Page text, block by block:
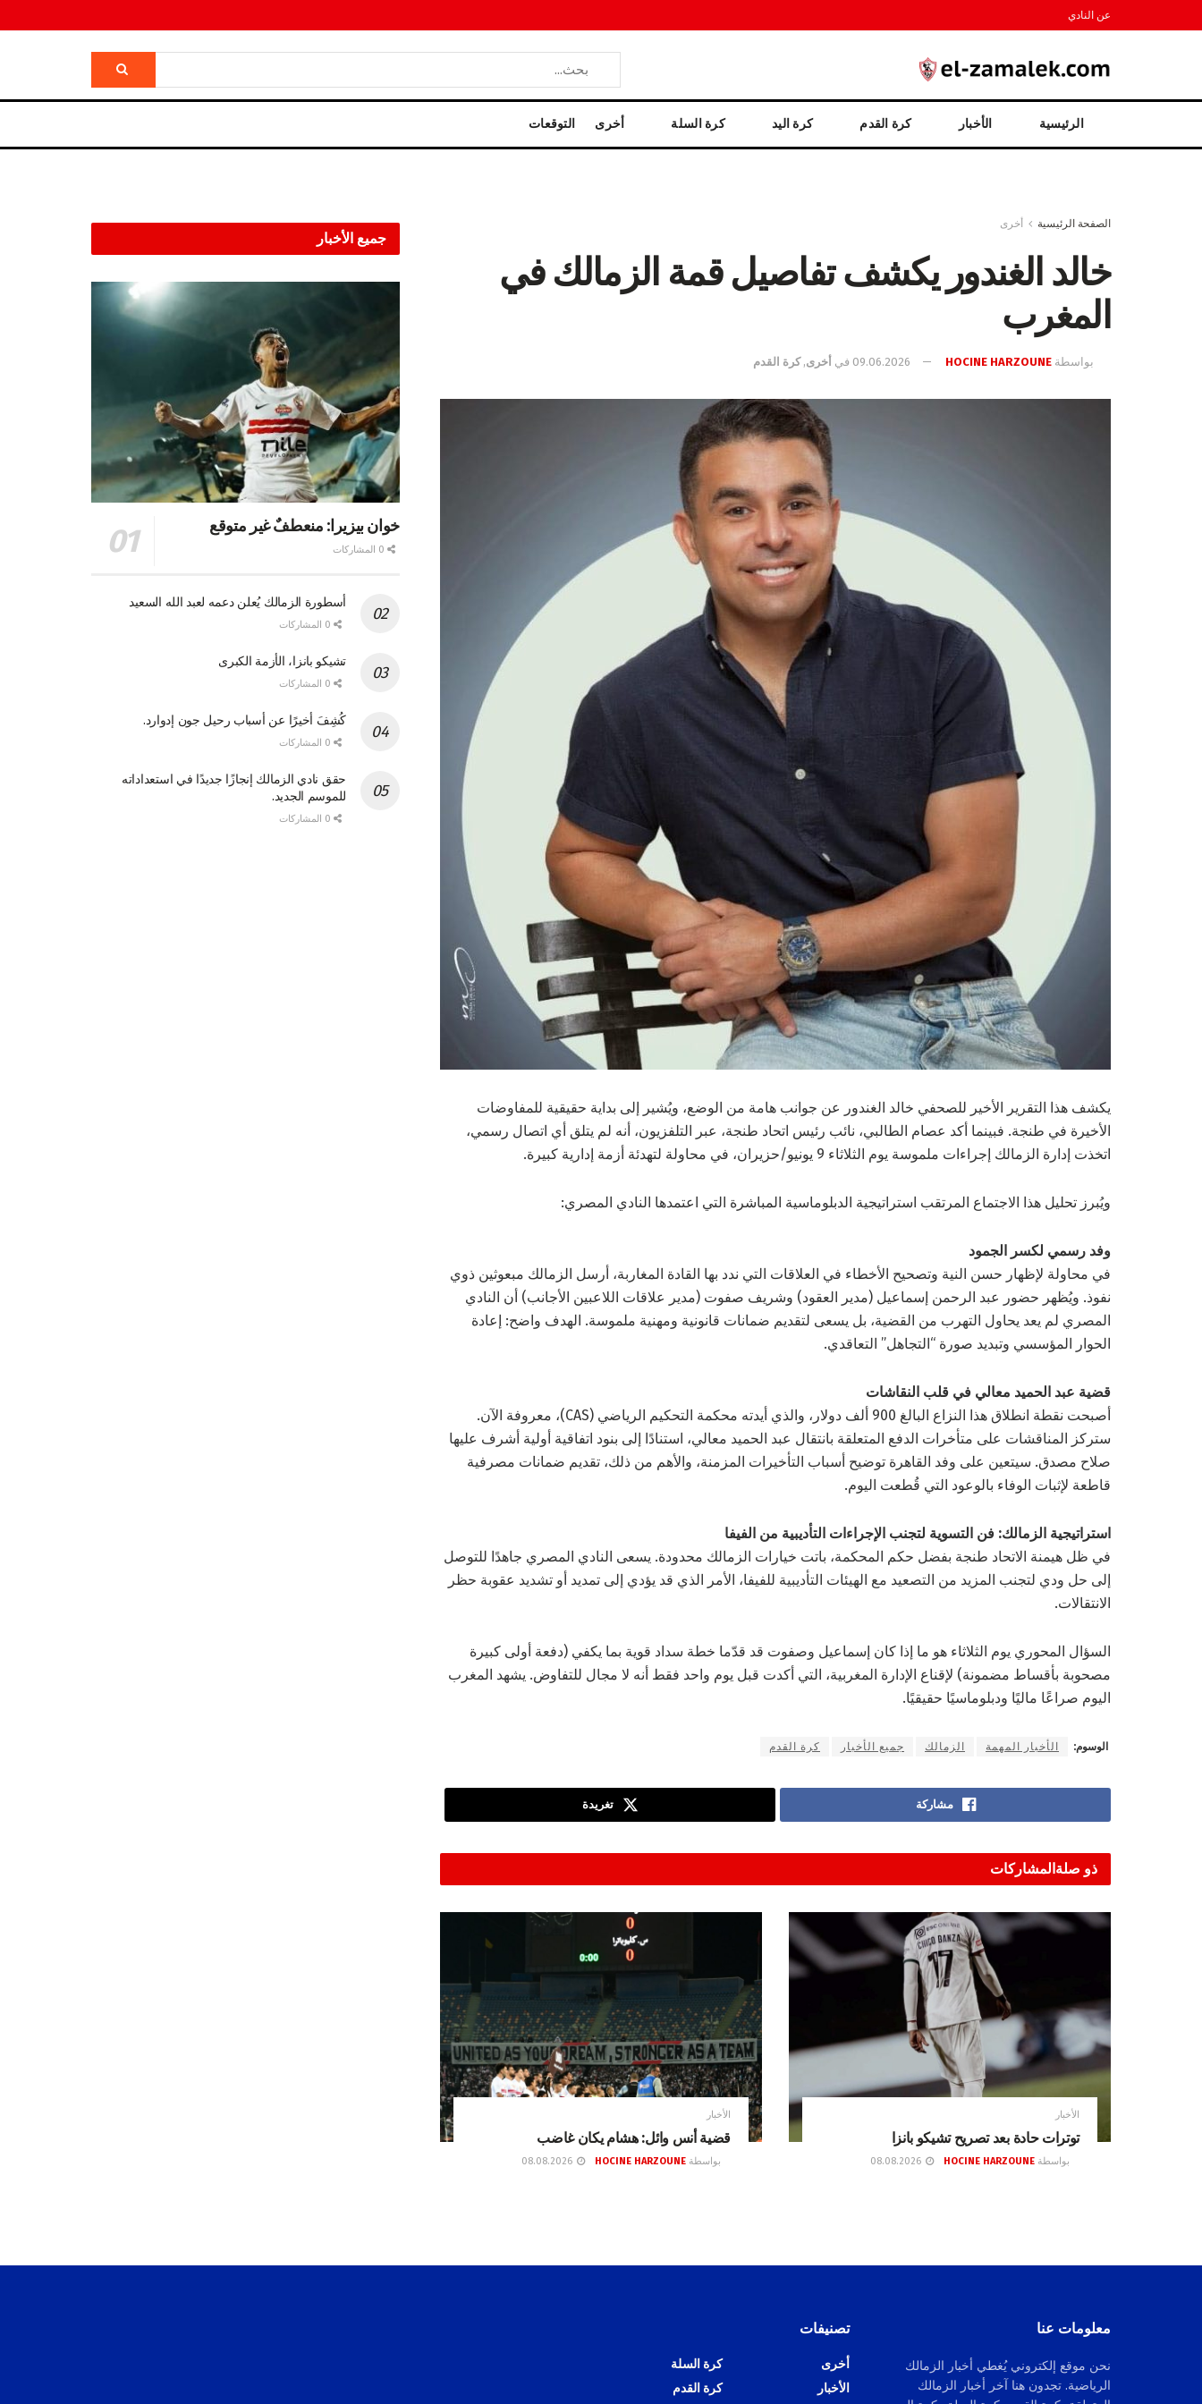
عن النادي
الرئيسية الأخبار كرة القدم كرة اليد كرة السلة أخرى التوقعات
الصفحة الرئيسية أخرى
خالد الغندور يكشف تفاصيل قمة الزمالك في
المغرب
بواسطة HOCINE HARZOUNE
09.06.2026 في أخرى,كرة القدم
يكشف هذا التقرير الأخير للصحفي خالد الغندور عن جوانب هامة من الوضع، ويُشير إلى بداية حقيقية للمفاوضات
الأخيرة في طنجة. فبينما أكد عصام الطالبي، نائب رئيس اتحاد طنجة، عبر التلفزيون، أنه لم يتلق أي اتصال رسمي،
اتخذت إدارة الزمالك إجراءات ملموسة يوم الثلاثاء 9 يونيو/حزيران، في محاولة لتهدئة أزمة إدارية كبيرة.
ويُبرز تحليل هذا الاجتماع المرتقب استراتيجية الدبلوماسية المباشرة التي اعتمدها النادي المصري:
وفد رسمي لكسر الجمود
في محاولة لإظهار حسن النية وتصحيح الأخطاء في العلاقات التي ندد بها القادة المغاربة، أرسل الزمالك مبعوثين ذوي
نفوذ. ويُظهر حضور عبد الرحمن إسماعيل (مدير العقود) وشريف صفوت (مدير علاقات اللاعبين الأجانب) أن النادي
المصري لم يعد يحاول التهرب من القضية، بل يسعى لتقديم ضمانات قانونية ومهنية ملموسة. الهدف واضح: إعادة
الحوار المؤسسي وتبديد صورة “التجاهل” التعاقدي.
قضية عبد الحميد معالي في قلب النقاشات
أصبحت نقطة انطلاق هذا النزاع البالغ 900 ألف دولار، والذي أيدته محكمة التحكيم الرياضي (CAS)، معروفة الآن.
ستركز المناقشات على متأخرات الدفع المتعلقة بانتقال عبد الحميد معالي، استنادًا إلى بنود اتفاقية أولية أشرف عليها
صلاح مصدق. سيتعين على وفد القاهرة توضيح أسباب التأخيرات المزمنة، والأهم من ذلك، تقديم ضمانات مصرفية
قاطعة لإثبات الوفاء بالوعود التي قُطعت اليوم.
استراتيجية الزمالك: فن التسوية لتجنب الإجراءات التأديبية من الفيفا
في ظل هيمنة الاتحاد طنجة بفضل حكم المحكمة، باتت خيارات الزمالك محدودة. يسعى النادي المصري جاهدًا للتوصل
إلى حل ودي لتجنب المزيد من التصعيد مع الهيئات التأديبية للفيفا، الأمر الذي قد يؤدي إلى تمديد أو تشديد عقوبة حظر
الانتقالات.
السؤال المحوري يوم الثلاثاء هو ما إذا كان إسماعيل وصفوت قد قدّما خطة سداد قوية بما يكفي (دفعة أولى كبيرة
مصحوبة بأقساط مضمونة) لإقناع الإدارة المغربية، التي أكدت قبل يوم واحد فقط أنه لا مجال للتفاوض. يشهد المغرب
اليوم صراعًا ماليًا ودبلوماسيًا حقيقيًا.
الوسوم: الأخبار المهمة الزمالك جميع الأخبار كرة القدم
مشاركة تغريدة
ذو صلةالمشاركات
الأخبار
توترات حادة بعد تصريح تشيكو بانزا
بواسطة HOCINE HARZOUNE
الأخبار
قضية أنس وائل: هشام يكان غاضب
بواسطة HOCINE HARZOUNE
جميع الأخبار
خوان بيزيرا: منعطفٌ غير متوقع
أسطورة الزمالك يُعلن دعمه لعبد الله السعيد
تشيكو بانزا، الأزمة الكبرى
كُشِفَ أخيرًا عن أسباب رحيل جون إدوارد.
حقق نادي الزمالك إنجازًا جديدًا في استعداداته
للموسم الجديد.
معلومات عنا
نحن موقع إلكتروني يُغطي أخبار الزمالك
الرياضية. تجدون هنا آخر أخبار الزمالك
تصنيفات
أخرى
الأخبار
كرة السلة
كرة القدم